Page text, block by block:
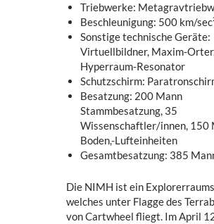
Triebwerke:
Beschleunigung: 500 km/
Sonstige technische Geräte:
Virtuellbildner, Maxim-
Hyperraum-Resonator
Schutzschirm:
Besatzung: 200 Mann
Stammbesatzung, 35
Wissenschaftler/innen, 150
Boden,-Lufteinheiten
Gesamtbesatzung: 385
Die NIMH ist ein
welches unter Flagge des
von Cartwheel fliegt. Im April